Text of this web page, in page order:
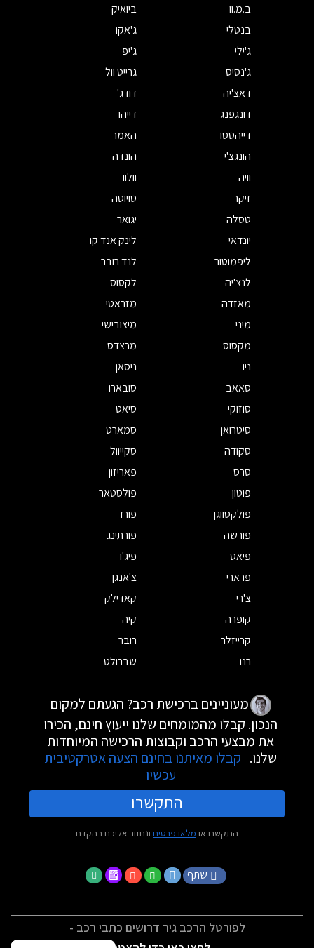
ב.מ.וו
ביואיק
בנטלי
ג'אקו
ג'ילי
ג'יפ
ג'נסיס
גרייט וול
דאצ'יה
דודג'
דונגפנג
דייהו
דייהטסו
האמר
הונגצ'י
הונדה
וויה
וולוו
זיקר
טויוטה
טסלה
יגואר
יונדאי
לינק אנד קו
ליפמוטור
לנד רובר
לנצ'יה
לקסוס
מאזדה
מזראטי
מיני
מיצובישי
מקסוס
מרצדס
ניו
ניסאן
סאאב
סובארו
סוזוקי
סיאט
סיטרואן
סמארט
סקודה
סקייוול
סרס
פאריזון
פוטון
פולסטאר
פולקסווגן
פורד
פורשה
פורתינג
פיאט
פיג'ו
פרארי
צ'אנגן
צ'רי
קאדילק
קופרה
קיה
קרייזלר
רובר
רנו
שברולט
מעוניינים ברכישת רכב? הגעתם למקום
הנכון. קבלו מהמומחים שלנו ייעוץ חינם, הכירו
את מבצעי הרכב וקבוצות הרכישה המיוחדות
שלנו. קבלו מאיתנו בחינם הצעה אטרקטיבית
עכשיו
התקשרו
התקשרו או מלאו פרטים ונחזור אליכם בהקדם
שתף
לפורטל הרכב גיר דרושים כתבי רכב -